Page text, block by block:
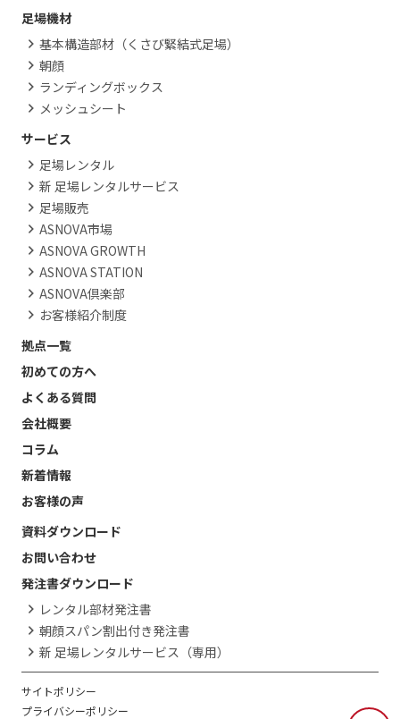
足場機材
基本構造部材（くさび緊結式足場）
朝顔
ランディングボックス
メッシュシート
サービス
足場レンタル
新 足場レンタルサービス
足場販売
ASNOVA市場
ASNOVA GROWTH
ASNOVA STATION
ASNOVA倶楽部
お客様紹介制度
拠点一覧
初めての方へ
よくある質問
会社概要
コラム
新着情報
お客様の声
資料ダウンロード
お問い合わせ
発注書ダウンロード
レンタル部材発注書
朝顔スパン割出付き発注書
新 足場レンタルサービス（専用）
サイトポリシー
プライバシーポリシー